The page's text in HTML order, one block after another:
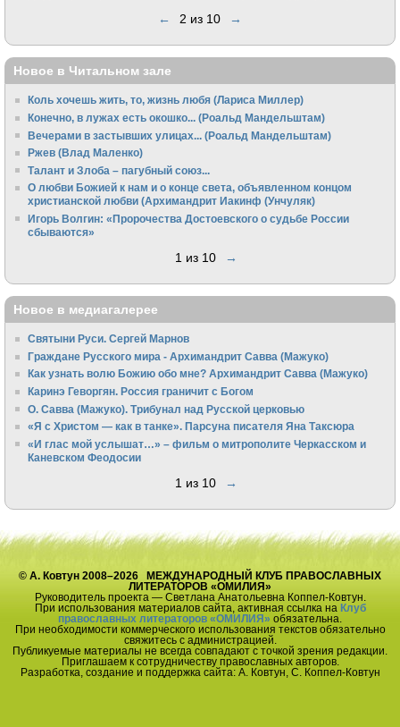
← 2 из 10 →
Новое в Читальном зале
Коль хочешь жить, то, жизнь любя (Лариса Миллер)
Конечно, в лужах есть окошко... (Роальд Мандельштам)
Вечерами в застывших улицах... (Роальд Мандельштам)
Ржев (Влад Маленко)
Талант и Злоба – пагубный союз...
О любви Божией к нам и о конце света, объявленном концом
христианской любви (Архимандрит Иакинф (Унчуляк)
Игорь Волгин: «Пророчества Достоевского о судьбе России
сбываются»
1 из 10 →
Новое в медиагалерее
Святыни Руси. Сергей Марнов
Граждане Русского мира - Архимандрит Савва (Мажуко)
Как узнать волю Божию обо мне? Архимандрит Савва (Мажуко)
Каринэ Геворгян. Россия граничит с Богом
О. Савва (Мажуко). Трибунал над Русской церковью
«Я с Христом — как в танке». Парсуна писателя Яна Таксюра
«И глас мой услышат…» – фильм о митрополите Черкасском и
Каневском Феодосии
1 из 10 →
© А. Ковтун 2008–2026 МЕЖДУНАРОДНЫЙ КЛУБ ПРАВОСЛАВНЫХ
ЛИТЕРАТОРОВ «ОМИЛИЯ»
Руководитель проекта — Светлана Анатольевна Коппел-Ковтун.
При использования материалов сайта, активная ссылка на Клуб
православных литераторов «ОМИЛИЯ» обязательна.
При необходимости коммерческого использования текстов обязательно
свяжитесь с администрацией.
Публикуемые материалы не всегда совпадают с точкой зрения редакции.
Приглашаем к сотрудничеству православных авторов.
Разработка, создание и поддержка сайта: А. Ковтун, С. Коппел-Ковтун